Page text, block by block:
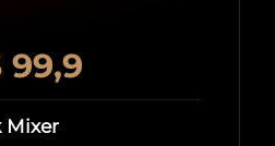
99,9
Mixer